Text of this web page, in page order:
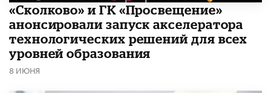
«Сколково» и ГК «Просвещение»
анонсировали запуск акселератора
технологических решений для всех
уровней образования
8 ИЮНЯ